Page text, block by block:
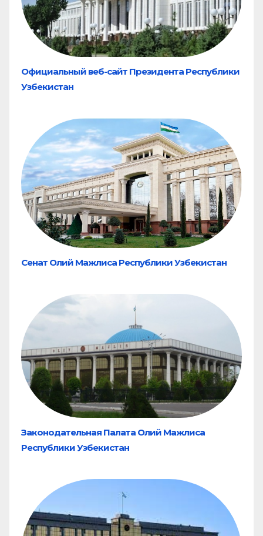
Официальный веб-сайт Президента Республики
Узбекистан
Сенат Олий Мажлиса Республики Узбекистан
Законодательная Палата Олий Мажлиса
Республики Узбекистан